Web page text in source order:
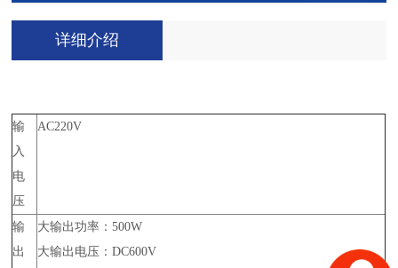
详细介绍
输
入
电
压
AC220V
输
出
大输出功率：500W
大输出电压：DC600V